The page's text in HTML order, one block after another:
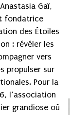
Gaï,
fondatrice
des Étoiles
: révéler les
vers
propulser sur
Pour la
l’association
grandiose où